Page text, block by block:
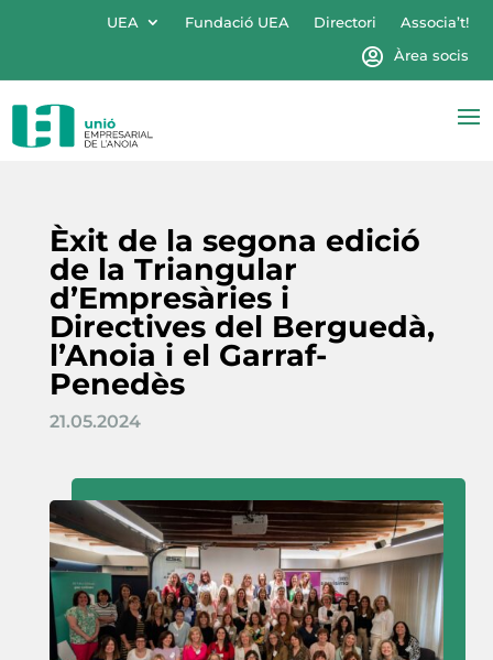
UEA Fundació UEA Directori
Associa’t!
Àrea socis
Èxit de la segona edició
de la Triangular
d’Empresàries i
Directives del Berguedà,
l’Anoia i el Garraf-
Penedès
21.05.2024